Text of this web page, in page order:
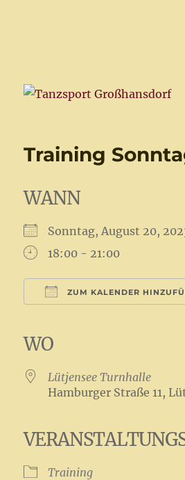
Training
WANN
Sonntag, August 20,
18:00 - 21:00
ZUM KALENDER
WO
Lütjensee Turnhalle
Hamburger Straße 11,
Training